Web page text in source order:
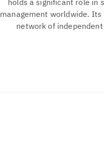
holds a significant role in
management worldwide.
network of